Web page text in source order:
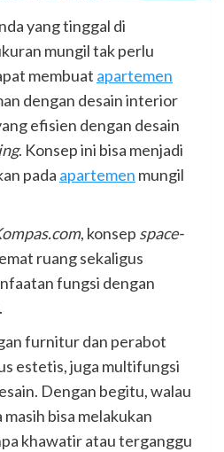
yang tinggal di
mungil tak perlu
membuat apartemen
dengan desain interior
efisien dengan desain
. Konsep ini bisa menjadi
pada apartemen mungil
, konsep space-
ruang sekaligus
fungsi dengan
furnitur dan perabot
estetis, juga multifungsi
Dengan begitu, walau
bisa melakukan
khawatir atau terganggu